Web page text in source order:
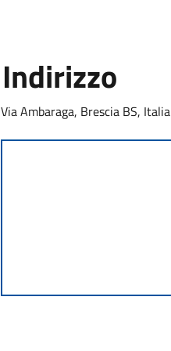
Indirizzo
Via Ambaraga, Brescia BS, Italia